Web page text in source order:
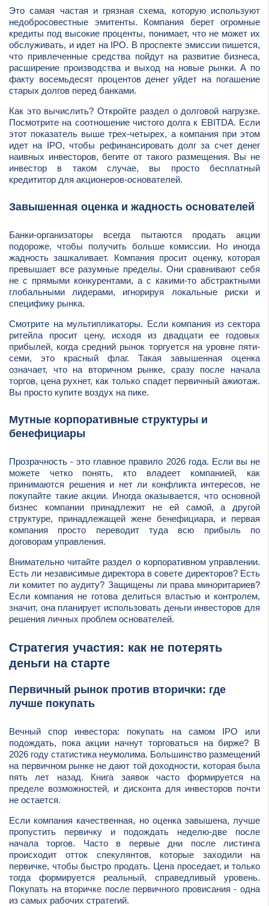
Это самая частая и грязная схема, которую используют
недобросовестные эмитенты. Компания берет огромные
кредиты под высокие проценты, понимает, что не может их
обслуживать, и идет на IPO. В проспекте эмиссии пишется,
что привлеченные средства пойдут на развитие бизнеса,
расширение производства и выход на новые рынки. А по
факту восемьдесят процентов денег уйдет на погашение
старых долгов перед банками.
Как это вычислить? Откройте раздел о долговой нагрузке.
Посмотрите на соотношение чистого долга к EBITDA. Если
этот показатель выше трех-четырех, а компания при этом
идет на IPO, чтобы рефинансировать долг за счет денег
наивных инвесторов, бегите от такого размещения. Вы не
инвестор в таком случае, вы просто бесплатный
кредититор для акционеров-основателей.
Завышенная оценка и жадность основателей
Банки-организаторы всегда пытаются продать акции
подороже, чтобы получить больше комиссии. Но иногда
жадность зашкаливает. Компания просит оценку, которая
превышает все разумные пределы. Они сравнивают себя
не с прямыми конкурентами, а с какими-то абстрактными
глобальными лидерами, игнорируя локальные риски и
специфику рынка.
Смотрите на мультипликаторы. Если компания из сектора
ритейла просит цену, исходя из двадцати ее годовых
прибылей, когда средний рынок торгуется на уровне пяти-
семи, это красный флаг. Такая завышенная оценка
означает, что на вторичном рынке, сразу после начала
торгов, цена рухнет, как только спадет первичный ажиотаж.
Вы просто купите воздух на пике.
Мутные корпоративные структуры и
бенефициары
Прозрачность - это главное правило 2026 года. Если вы не
можете четко понять, кто владеет компанией, как
принимаются решения и нет ли конфликта интересов, не
покупайте такие акции. Иногда оказывается, что основной
бизнес компании принадлежит не ей самой, а другой
структуре, принадлежащей жене бенефициара, и первая
компания просто переводит туда всю прибыль по
договорам управления.
Внимательно читайте раздел о корпоративном управлении.
Есть ли независимые директора в совете директоров? Есть
ли комитет по аудиту? Защищены ли права миноритариев?
Если компания не готова делиться властью и контролем,
значит, она планирует использовать деньги инвесторов для
решения личных проблем основателей.
Стратегия участия: как не потерять
деньги на старте
Первичный рынок против вторички: где
лучше покупать
Вечный спор инвестора: покупать на самом IPO или
подождать, пока акции начнут торговаться на бирже? В
2026 году статистика неумолима. Большинство размещений
на первичном рынке не дают той доходности, которая была
пять лет назад. Книга заявок часто формируется на
пределе возможностей, и дисконта для инвесторов почти
не остается.
Если компания качественная, но оценка завышена, лучше
пропустить первичку и подождать неделю-две после
начала торгов. Часто в первые дни после листинга
происходит отток спекулянтов, которые заходили на
первичке, чтобы быстро продать. Цена проседает, и только
тогда формируется реальный, справедливый уровень.
Покупать на вторичке после первичного провисания - одна
из самых рабочих стратегий.